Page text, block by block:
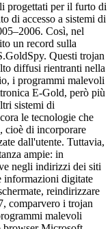
progettati per il furto di
di accesso a sistemi di
Così, nel
un record sulla
Questi trojan
diffusi rientranti nella
i programmi malevoli
E-Gold, però più
sistemi di
le tecnologie che
cioè di incorporare
dall'utente. Tuttavia,
ampie: in
negli indirizzi dei siti
informazioni digitate
reindirizzare
comparvero i trojan
malevoli